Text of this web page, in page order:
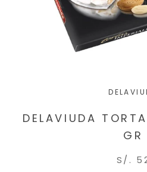
DELAVIUDA
GR
S/.